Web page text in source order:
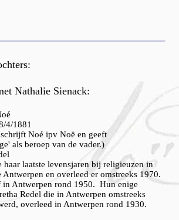
Nathalie Sienack:
4/1881
Noé ipv Noë en geeft
als beroep van de vader.)
haar laatste levensjaren bij religieuzen in
Antwerpen en overleed er omstreeks 1970.
in Antwerpen rond 1950. Hun enige
Redel die in Antwerpen omstreeks
overleed in Antwerpen rond 1930.